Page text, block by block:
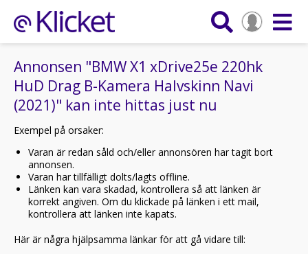
Annonsen "BMW X1 xDrive25e 220hk
HuD Drag B-Kamera Halvskinn Navi
(2021)" kan inte hittas just nu
Exempel på orsaker:
Varan är redan såld och/eller annonsören har tagit bort
annonsen.
Varan har tillfälligt dolts/lagts offline.
Länken kan vara skadad, kontrollera så att länken är
korrekt angiven. Om du klickade på länken i ett mail,
kontrollera att länken inte kapats.
Här är några hjälpsamma länkar för att gå vidare till: